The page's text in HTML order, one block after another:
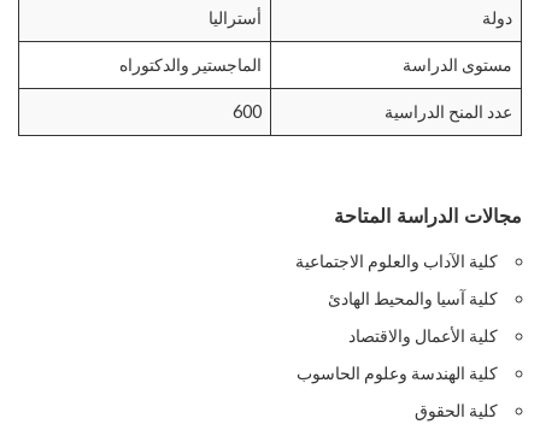
دولة أستراليا
مستوى الدراسة الماجستير والدكتوراه
عدد المنح الدراسية 600
مجالات الدراسة المتاحة
كلية الآداب والعلوم الاجتماعية
كلية آسيا والمحيط الهادئ
كلية الأعمال والاقتصاد
كلية الهندسة وعلوم الحاسوب
كلية الحقوق